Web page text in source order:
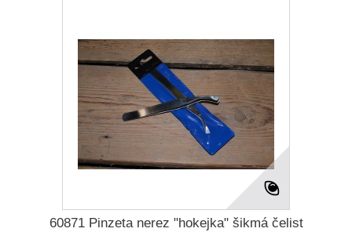
60871 Pinzeta nerez "hokejka" šikmá čelist